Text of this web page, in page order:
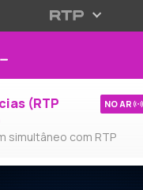
(RTP
simultâneo com RTP
NO AR